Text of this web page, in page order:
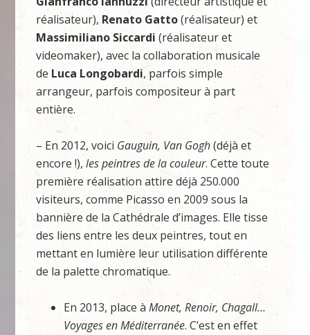
réalisateur), Renato Gatto(réalisateur) et
Massimiliano Siccardi (réalisateur et
videomaker), avec la collaboration musicale
de Luca Longobardi, parfois simple
arrangeur, parfois compositeur à part
entière.
– En 2012, voici Gauguin, Van Gogh(déjà et
encore !), les peintres de la couleur. Cette toute
première réalisation attire déjà 250.000
visiteurs, comme Picasso en 2009 sous la
bannière de la Cathédrale d’images. Elle tisse
des liens entre les deux peintres, tout en
mettant en lumière leur utilisation différente
de la palette chromatique.
En 2013, place àMonet, Renoir, Chagall…
Voyages en Méditerranée. C’est en effet